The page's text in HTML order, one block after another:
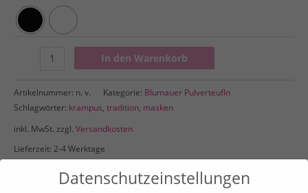
Jubiläums
B&C
E190
Menge
In den Warenkorb
Artikelnummer: n. v. Kategorie: Blumauer Pulverteufln
Schlagwörter: krampus, tradition, masken
inkl. MwSt. zzgl. Versandkosten
Lieferzeit: 2-4 Werktage
Datenschutzeinstellungen